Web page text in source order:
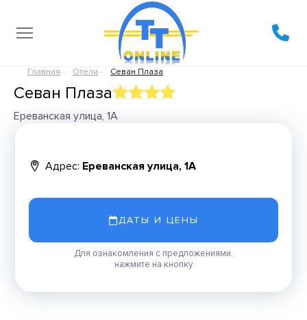
Главная Отели Севан Плаза
Севан Плаза
Ереванская улица, 1А
Адрес: Ереванская улица, 1А
ДАТЫ И ЦЕНЫ
Для ознакомления с предложениями,
нажмите на кнопку